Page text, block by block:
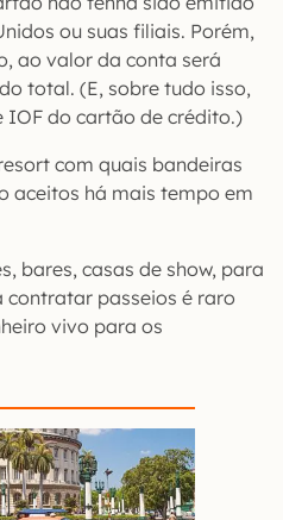
ou suas filiais. Porém,
ao valor da conta será
total. (E, sobre tudo isso,
IOF do cartão de crédito.)
com quais bandeiras
aceitos há mais tempo em
bares, casas de show, para
passeios é raro
vivo para os